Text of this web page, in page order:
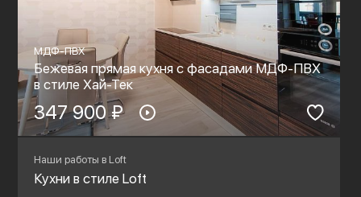
МДФ-ПВХ
Бежевая прямая кухня с фасадами МДФ-ПВХ
в стиле Хай-Тек
347 900 ₽
Наши работы в Loft
Кухни в стиле Loft